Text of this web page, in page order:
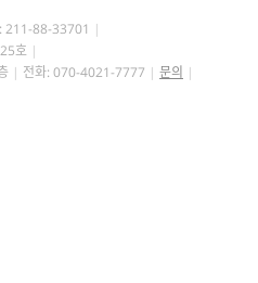
211-88-33701
호
전화: 070-4021-7777
문의